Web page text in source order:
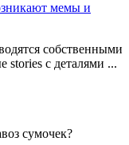
мемы и
собственными
stories с деталями ...
сумочек?